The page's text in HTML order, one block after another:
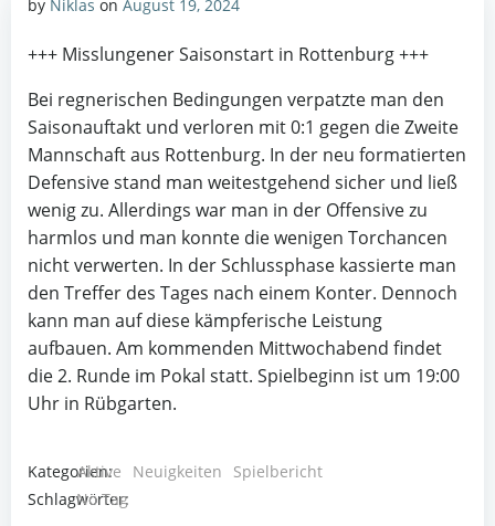
by Niklas on August 19, 2024
+++ Misslungener Saisonstart in Rottenburg +++
Bei regnerischen Bedingungen verpatzte man den
Saisonauftakt und verloren mit 0:1 gegen die Zweite
Mannschaft aus Rottenburg. In der neu formatierten
Defensive stand man weitestgehend sicher und ließ
wenig zu. Allerdings war man in der Offensive zu
harmlos und man konnte die wenigen Torchancen
nicht verwerten. In der Schlussphase kassierte man
den Treffer des Tages nach einem Konter. Dennoch
kann man auf diese kämpferische Leistung
aufbauen. Am kommenden Mittwochabend findet
die 2. Runde im Pokal statt. Spielbeginn ist um 19:00
Uhr in Rübgarten.
Kategorien:
Aktive Neuigkeiten
Spielbericht
Schlagwörter:
No Tag